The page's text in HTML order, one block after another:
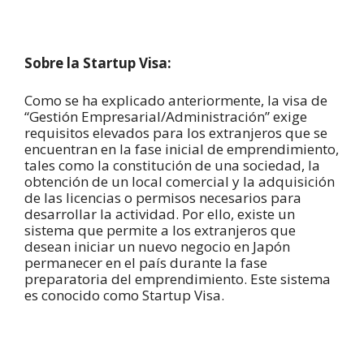
Sobre la Startup Visa:
Como se ha explicado anteriormente, la visa de
“Gestión Empresarial/Administración” exige
requisitos elevados para los extranjeros que se
encuentran en la fase inicial de emprendimiento,
tales como la constitución de una sociedad, la
obtención de un local comercial y la adquisición
de las licencias o permisos necesarios para
desarrollar la actividad. Por ello, existe un
sistema que permite a los extranjeros que
desean iniciar un nuevo negocio en Japón
permanecer en el país durante la fase
preparatoria del emprendimiento. Este sistema
es conocido como Startup Visa.